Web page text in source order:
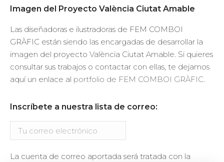
Imagen del Proyecto València Ciutat Amable
Las diseñadoras e ilustradoras de FEM COMBOI
GRÀFIC están siendo las encargadas de desarrollar la
imagen del proyecto València Ciutat Amable. Si quieres
consultar sus trabajos o contactar con ellas, te dejamos
aquí un enlace al portfolio de FEM COMBOI GRÀFIC.
Inscríbete a nuestra lista de correo:
La cuenta de correo aportada será tratada con la